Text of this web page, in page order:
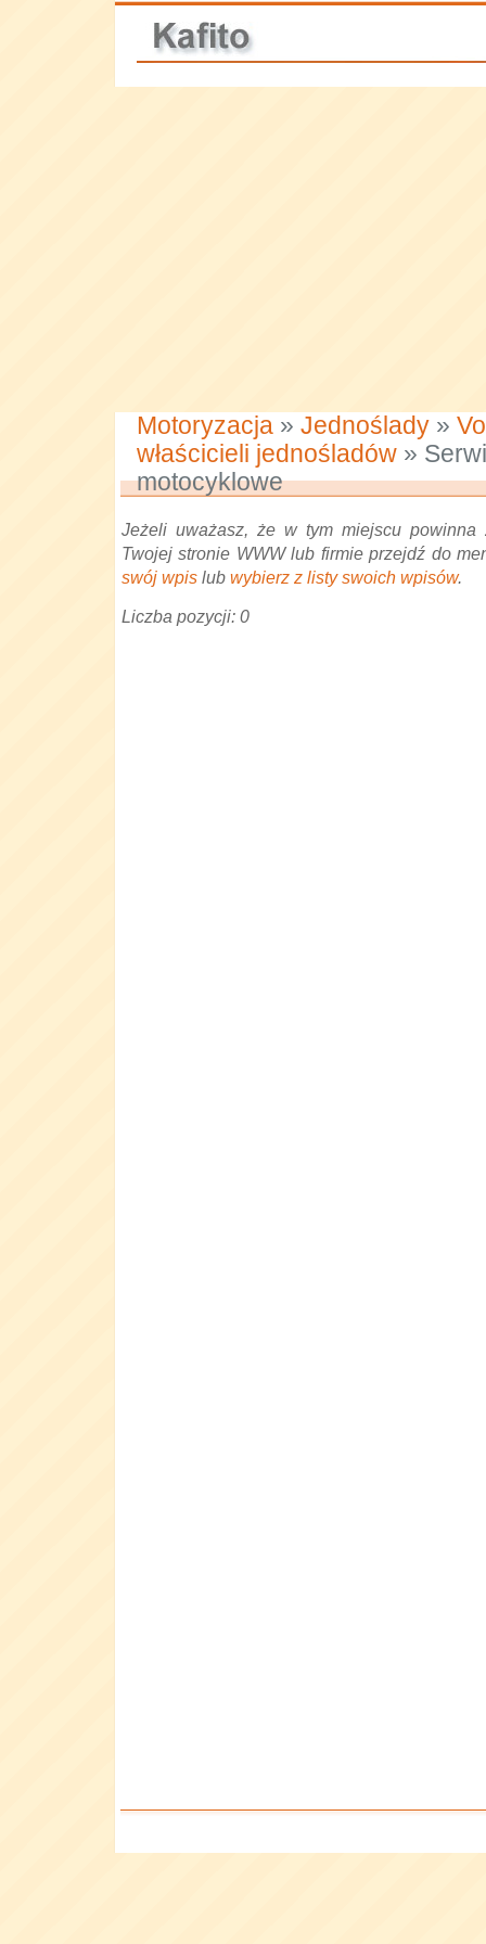
Motoryzacja » Jednoślady »
właścicieli jednośladów »
motocyklowe
Jeżeli uważasz, że w tym miejscu powinna
Twojej stronie WWW lub firmie przejdź do
swój wpis lub wybierz z listy swoich wpisów.
Liczba pozycji: 0